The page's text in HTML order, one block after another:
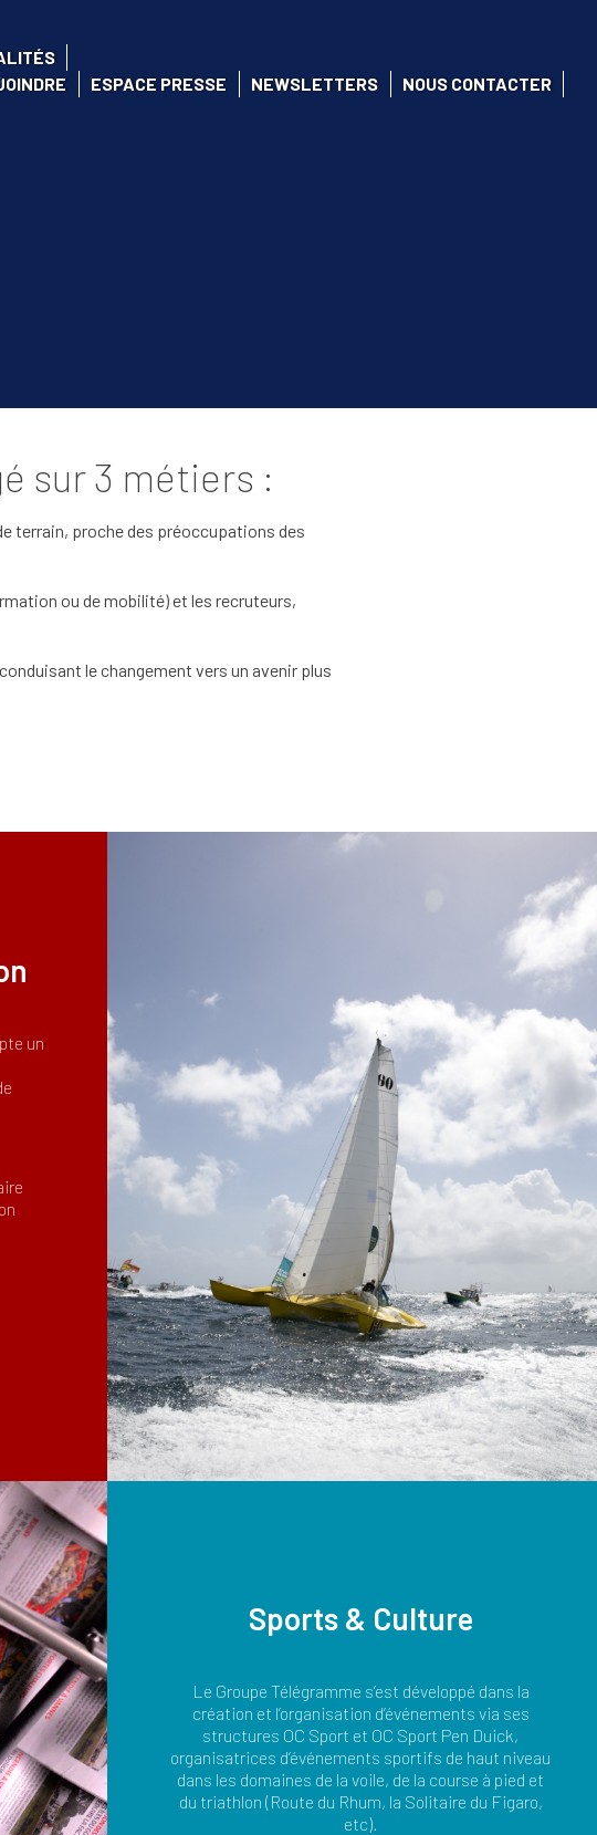
ESPACE PRESSE NEWSLETTERS NOUS CONTACTER
sur 3 métiers :
terrain, proche des préoccupations des
ou de mobilité) et les recruteurs,
le changement vers un avenir plus
un
Sports & Culture
Le Groupe Télégramme s’est développé dans la
création et l’organisation d’événements via ses
structures OC Sport et OC Sport Pen Duick,
organisatrices d’événements sportifs de haut niveau
dans les domaines de la voile, de la course à pied et
du triathlon (Route du Rhum, la Solitaire du Figaro,
etc).